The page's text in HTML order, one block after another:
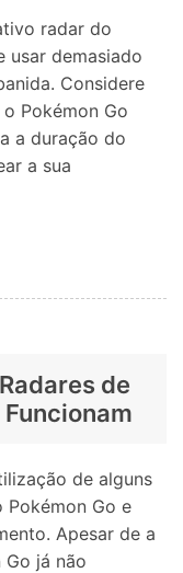
radar do
usar demasiado
Considere
Pokémon Go
a duração do
a sua
de
de alguns
Go e
Apesar de a
já não